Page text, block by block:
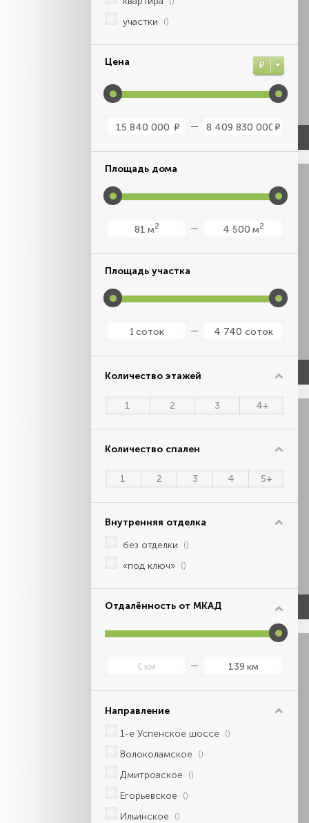
участки ()
Цена Р
Р Р
Площадь дома
м2 м2
Площадь участка
соток соток
Количество этажей
1 2 3 4+
Количество спален
1 2 3 4 5+
Внутренняя отделка
без отделки ()
«под ключ» ()
Отдалённость от МКАД
км км
Направление
1-е Успенское шоссе ()
Волоколамское ()
Дмитровское ()
Егорьевское ()
Ильинское ()